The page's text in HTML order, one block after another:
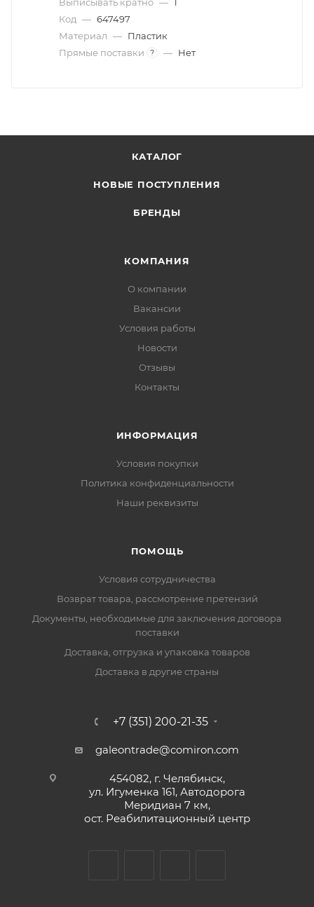
Код — 647497
Материал — Пластик
Прямые поставки
? — Нет
КАТАЛОГ
НОВЫЕ ПОСТУПЛЕНИЯ
БРЕНДЫ
КОМПАНИЯ
О компании
Вакансии
Условия работы
Новости
Отзывы
Контакты
ИНФОРМАЦИЯ
Условия покупки
Политика конфиденциальности
Наши реквизиты
ПОМОЩЬ
Условия сотрудничества
Возврат товара, рассмотрение претензий
Документы, необходимые для заключения договора
поставки
Доставка, отгрузка и упаковка товаров
Доставка в другие страны
+7 (351) 200-21-35
galeontrade@comiron.com
454082, г. Челябинск,
ул. Игуменка 161, Автодорога
Меридиан 7 км,
ост. Реабилитационный центр